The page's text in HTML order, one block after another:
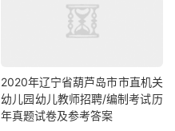
2020年辽宁省葫芦岛市市直机关
幼儿园幼儿教师招聘/编制考试历
年真题试卷及参考答案